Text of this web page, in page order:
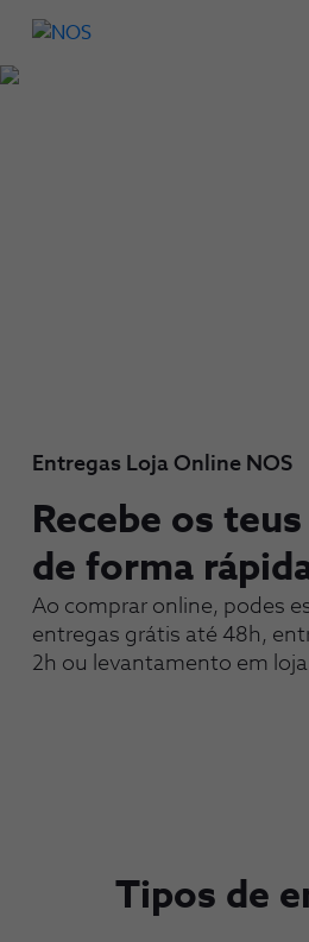
Entregas Loja Online NOS
Recebe os
de forma
Ao comprar online, podes
entregas grátis até 48h,
2h ou levantamento em
Tipos de